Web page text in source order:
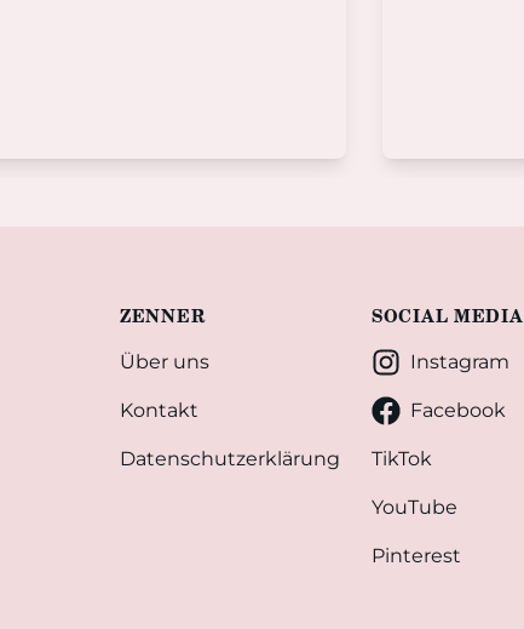
ZENNER
Über uns
Kontakt
Datenschutzerklärung
SOCIAL MEDIA
Instagram
Facebook
TikTok
YouTube
Pinterest